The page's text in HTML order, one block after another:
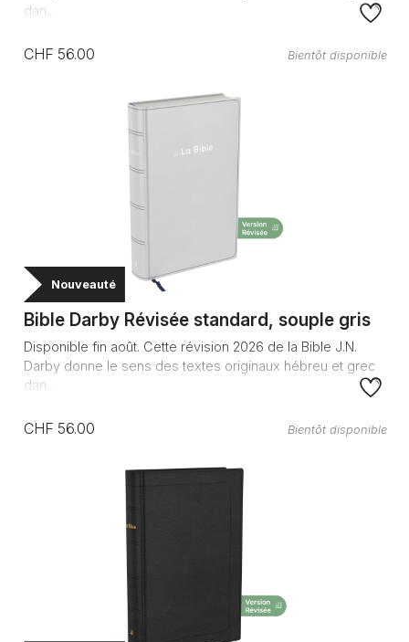
dan...
CHF 56.00 Bientôt disponible
Nouveauté
Bible Darby Révisée standard, souple gris
Disponible fin août. Cette révision 2026 de la Bible J.N.
Darby donne le sens des textes originaux hébreu et grec
dan...
CHF 56.00 Bientôt disponible